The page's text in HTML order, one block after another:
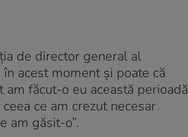
de director general al
acest moment și poate că
făcut-o eu această perioadă
ce am crezut necesar
am găsit-o”.